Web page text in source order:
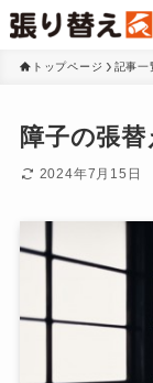
トップページ 記事一
障子の張
2024年7月15日